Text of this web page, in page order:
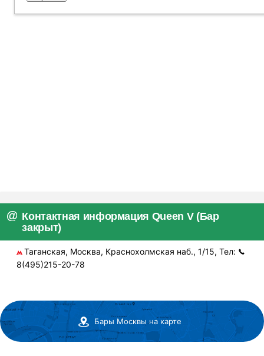
Контактная информация Queen V (Бар
закрыт)
Таганская, Москва, Краснохолмская наб., 1/15, Тел:
8(495)215-20-78
Бары Москвы на карте